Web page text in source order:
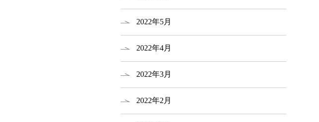
2022年5月
2022年4月
2022年3月
2022年2月